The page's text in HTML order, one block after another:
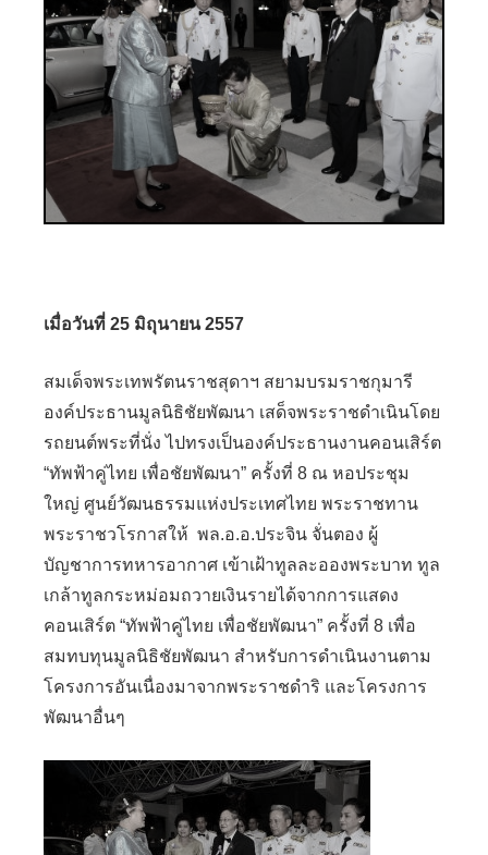
เมื่อวันที่ 25 มิถุนายน 2557
สมเด็จพระเทพรัตนราชสุดาฯ สยามบรมราชกุมารี
องค์ประธานมูลนิธิชัยพัฒนา เสด็จพระราชดำเนินโดย
รถยนต์พระที่นั่ง ไปทรงเป็นองค์ประธานงานคอนเสิร์ต
“ทัพฟ้าคู่ไทย เพื่อชัยพัฒนา” ครั้งที่ 8 ณ หอประชุม
ใหญ่ ศูนย์วัฒนธรรมแห่งประเทศไทย พระราชทาน
พระราชวโรกาสให้ พล.อ.อ.ประจิน จั่นตอง ผู้
บัญชาการทหารอากาศ เข้าเฝ้าทูลละอองพระบาท ทูล
เกล้าทูลกระหม่อมถวายเงินรายได้จากการแสดง
คอนเสิร์ต “ทัพฟ้าคู่ไทย เพื่อชัยพัฒนา” ครั้งที่ 8 เพื่อ
สมทบทุนมูลนิธิชัยพัฒนา สำหรับการดำเนินงานตาม
โครงการอันเนื่องมาจากพระราชดำริ และโครงการ
พัฒนาอื่นๆ